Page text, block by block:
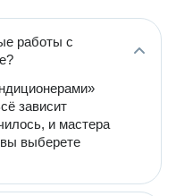
работы с
зависит
и мастера
выберете